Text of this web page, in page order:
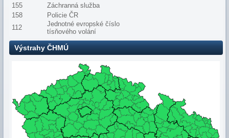
155
Záchranná služba
158
Policie ČR
112
Jednotné evropské číslo
tísňového volání
Výstrahy ČHMÚ